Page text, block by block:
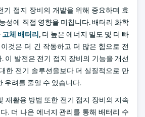
기 접지 장비의 개발을 위해 중요하며 효
성에 직접 영향을 미칩니다. 배터리 화학
· 고체 배터리, 더 높은 에너지 밀도 및 더 빠
것은 더 긴 작동하고 더 많은 힘으로 전
이 발전은 전기 접지 장비의 기능을 개선
한 전기 솔루션을보다 더 실질적으로 만
우려를 줄일 수 있습니다.
재활용 방법 또한 전기 접지 장비의 지속
. 더 나은 에너지 관리를 통해 배터리 수